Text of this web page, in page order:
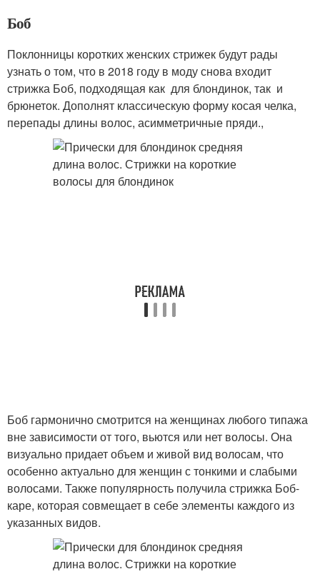
Боб
Поклонницы коротких женских стрижек будут рады
узнать о том, что в 2018 году в моду снова входит
стрижка Боб, подходящая как для блондинок, так и
брюнеток. Дополнят классическую форму косая челка,
перепады длины волос, асимметричные пряди.,
Боб гармонично смотрится на женщинах любого типажа
вне зависимости от того, вьются или нет волосы. Она
визуально придает объем и живой вид волосам, что
особенно актуально для женщин с тонкими и слабыми
волосами. Также популярность получила стрижка Боб-
каре, которая совмещает в себе элементы каждого из
указанных видов.